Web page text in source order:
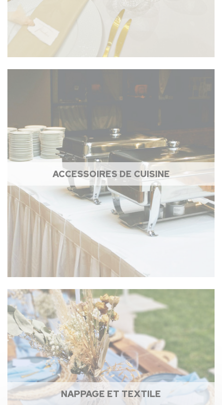
ACCESSOIRES DE CUISINE
NAPPAGE ET TEXTILE